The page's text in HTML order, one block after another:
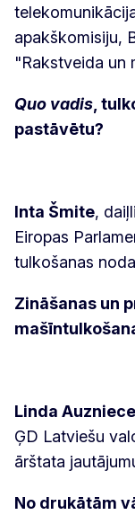
apakškomisiju,
"Rakstveida un
Quo vadis ,
pastāvētu?
Inta Šmite,
Eiropas
tulkošanas
Zināšanas un
Linda Auzniece,
ĢD Latviešu
ārštata
No drukātām